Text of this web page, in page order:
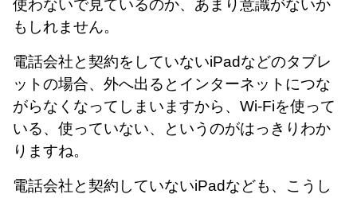
使わないで見ているのか、あまり意識がないか
もしれません。
電話会社と契約をしていないiPadなどのタブレ
ットの場合、外へ出るとインターネットにつな
がらなくなってしまいますから、Wi-Fiを使って
いる、使っていない、というのがはっきりわか
りますね。
電話会社と契約していないiPadなども、こうし